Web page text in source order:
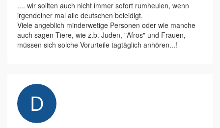
.... wir sollten auch nicht immer sofort rumheulen, wenn
irgendeiner mal alle deutschen beleidigt.
Viele angeblich minderwetige Personen oder wie manche
auch sagen Tiere, wie z.b. Juden, "Afros" und Frauen,
müssen sich solche Vorurteile tagtäglich anhören...!